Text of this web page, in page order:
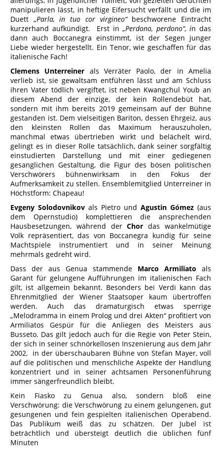
manipulieren lässt, in heftige Eifersucht verfällt und die im
Duett „Parla, in tuo cor virgineo“beschworene Eintracht
kurzerhand aufkündigt. Erst in „Perdono, perdono“,in das
dann auch Boccanegra einstimmt, ist der Segen junger
Liebe wieder hergestellt. Ein Tenor, wie geschaffen für das
italienische Fach!
Clemens Unterreiner als Verräter Paolo, der in Amelia
verlieb ist, sie gewaltsam entführen lässt und am Schluss
ihren Vater tödlich vergiftet, ist neben Kwangchul Youb an
diesem Abend der einzige, der kein Rollendebüt hat,
sondern mit ihm bereits 2019 gemeinsam auf der Bühne
gestanden ist. Dem vielseitigen Bariton, dessen Ehrgeiz, aus
den kleinsten Rollen das Maximum herauszuholen,
manchmal etwas übertrieben wirkt und belächelt wird,
gelingt es in dieser Rolle tatsächlich, dank seiner sorgfältig
einstudierten Darstellung und mit einer gediegenen
gesanglichen Gestaltung, die Figur des bösen politischen
Verschwörers bühnenwirksam in den Fokus der
Aufmerksamkeit zu stellen. Ensemblemitglied Unterreiner in
Höchstform: Chapeau!
Evgeny Solodovnikov als Pietro und Agustin Gómez (aus
dem Opernstudio) komplettieren die ansprechenden
Hausbesetzungen, während derChor das wankelmütige
Volk repräsentiert, das von Boccanegra kundig für seine
Machtspiele instrumentiert und in seiner Meinung
mehrmals gedreht wird.
Dass der aus Genua stammende Marco Armiliato als
Garant für gelungene Aufführungen im italienischen Fach
gilt, ist allgemein bekannt. Besonders bei Verdi kann das
Ehrenmitglied der Wiener Staatsoper kaum übertroffen
werden. Auch das dramaturgisch etwas sperrige
„Melodramma in einem Prolog und drei Akten“ profitiert von
Armiliatos Gespür für die Anliegen des Meisters aus
Busseto. Das gilt jedoch auch für die Regie von Peter Stein,
der sich in seiner schnörkellosen Inszenierung aus dem Jahr
2002, in der überschaubaren Bühne von Stefan Mayer, voll
auf die politischen und menschliche Aspekte der Handlung
konzentriert und in seiner achtsamen Personenführung
immer sängerfreundlich bleibt.
Kein Fiasko zu Genua also, sondern bloß eine
Verschwörung: die Verschwörung zu einem gelungenen, gut
gesungenen und fein gespielten italienischen Operabend.
Das Publikum weiß das zu schätzen. Der Jubel ist
beträchtlich und übersteigt deutlich die üblichen fünf
Minuten